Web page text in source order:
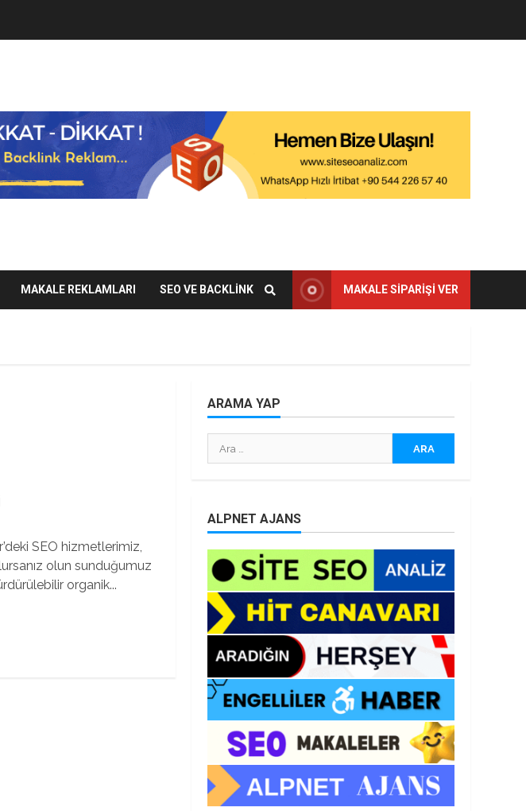
MAKALE REKLAMLARI SEO VE BACKLINK MAKALE SIPARIŞI VER
SEO hizmetlerimiz,
olun sunduğumuz
organik...
ARAMA YAP
Arama:
ALPNET AJANS